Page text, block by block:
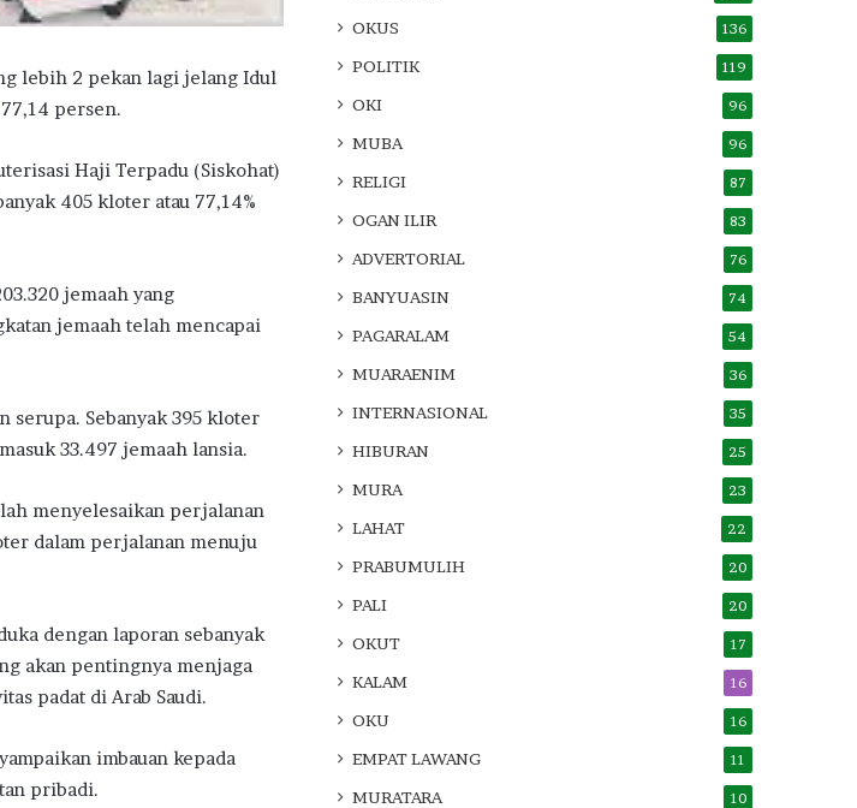
lebih 2 pekan lagi jelang Idul
persen.
Haji Terpadu (Siskohat)
405 kloter atau 77,14%
jemaah yang
jemaah telah mencapai
serupa. Sebanyak 395 kloter
33.497 jemaah lansia.
menyelesaikan perjalanan
dalam perjalanan menuju
dengan laporan sebanyak
akan pentingnya menjaga
padat di Arab Saudi.
imbauan kepada
pribadi.
OKUS 136
POLITIK 119
OKI 96
MUBA 96
RELIGI 87
OGAN ILIR 83
ADVERTORIAL 76
BANYUASIN 74
PAGARALAM 54
MUARAENIM 36
INTERNASIONAL 35
HIBURAN 25
MURA 23
LAHAT 22
PRABUMULIH 20
PALI 20
OKUT 17
KALAM 16
OKU 16
EMPAT LAWANG 11
MURATARA 10